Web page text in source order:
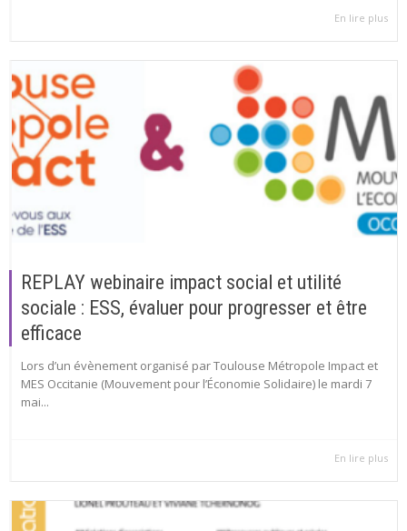
En lire plus
REPLAY webinaire impact social et utilité
sociale : ESS, évaluer pour progresser et être
efficace
Lors d’un évènement organisé par Toulouse Métropole Impact et
MES Occitanie (Mouvement pour l’Économie Solidaire) le mardi 7
mai...
En lire plus